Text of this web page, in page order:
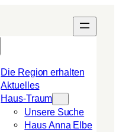
Die Region erhalten
Aktuelles
Haus-Traum
Unsere Suche
Haus Anna Elbe